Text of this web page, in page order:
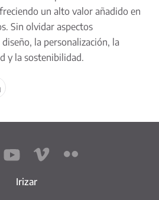
un alto valor añadido en
Sin olvidar aspectos
la personalización, la
y la sostenibilidad.
Irizar